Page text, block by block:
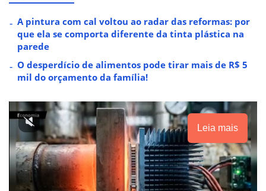
A pintura com cal voltou ao radar das reformas: por
que ela se comporta diferente da tinta plástica na
parede
O desperdício de alimentos pode tirar mais de R$ 5
mil do orçamento da família!
Leia mais